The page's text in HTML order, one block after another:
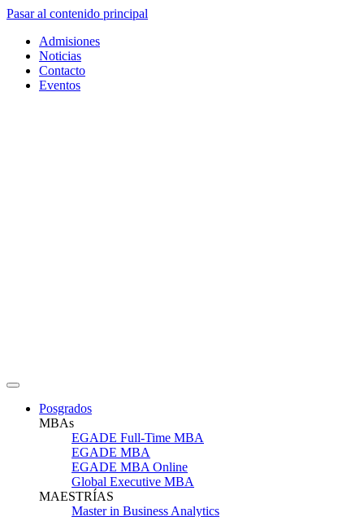
Pasar al contenido principal
Admisiones
Noticias
Contacto
Eventos
Posgrados
MBAs
EGADE Full-Time MBA
EGADE MBA
EGADE MBA Online
Global Executive MBA
MAESTRÍAS
Master in Business Analytics